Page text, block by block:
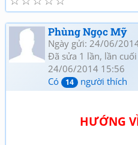
Phùng Ngọc Mỹ
Ngày gửi: 24/06/
Đã sửa 1 lần, lần
24/06/2014 15:56
Có
14 người thích
HƯỚNG